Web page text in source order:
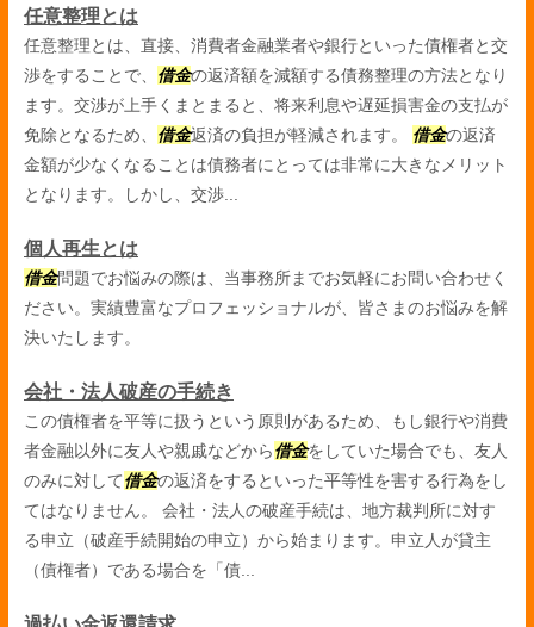
任意整理とは
任意整理とは、直接、消費者金融業者や銀行といった債権者と交
渉をすることで、 借金の返済額を減額する債務整理の方法となり
ます。交渉が上手くまとまると、将来利息や遅延損害金の支払が
免除となるため、 借金返済の負担が軽減されます。 借金の返済
金額が少なくなることは債務者にとっては非常に大きなメリット
となります。しかし、交渉...
個人再生とは
借金問題でお悩みの際は、当事務所までお気軽にお問い合わせく
ださい。実績豊富なプロフェッショナルが、皆さまのお悩みを解
決いたします。
会社・法人破産の手続き
この債権者を平等に扱うという原則があるため、もし銀行や消費
者金融以外に友人や親戚などから借金をしていた場合でも、友人
のみに対して借金の返済をするといった平等性を害する行為をし
てはなりません。 会社・法人の破産手続は、地方裁判所に対す
る申立（破産手続開始の申立）から始まります。申立人が貸主
（債権者）である場合を「債...